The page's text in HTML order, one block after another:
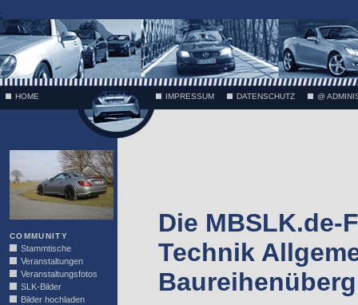
;
HOME IMPRESSUM DATENSCHUTZ @
COMMUNITY
Stammtische
Veranstaltungen
Veranstaltungsfotos
SLK-Bilder
Bilder hochladen
Die MBSLK.de-
Technik